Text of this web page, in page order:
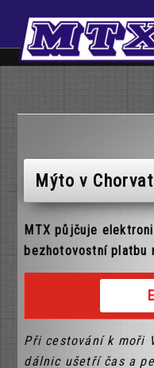
Mýto v
MTX půjčuje
bezhotovostní platbu
Při cestování k moři
dálnic ušetří čas a